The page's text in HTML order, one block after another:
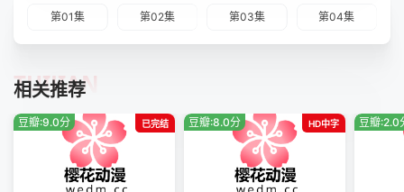
第01集 第02集 第03集 第04集
相关推荐
TUIJIAN
已完结
豆瓣:9.0分 HD中字
豆瓣:8.0分 豆瓣:2.0